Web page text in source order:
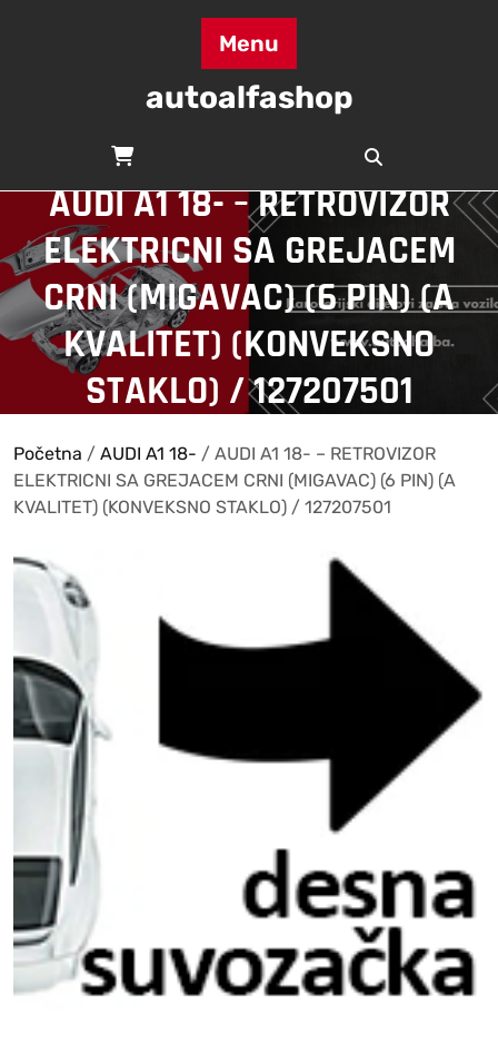
Menu
autoalfashop
AUDI A1 18- – RETROVIZOR
ELEKTRICNI SA GREJACEM
CRNI (MIGAVAC) (6 PIN) (A
KVALITET) (KONVEKSNO
STAKLO) / 127207501
Početna / AUDI A1 18- / AUDI A1 18- – RETROVIZOR
ELEKTRICNI SA GREJACEM CRNI (MIGAVAC) (6 PIN) (A
KVALITET) (KONVEKSNO STAKLO) / 127207501